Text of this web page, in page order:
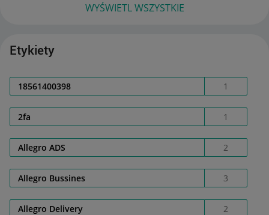
WYŚWIETL WSZYSTKIE
Etykiety
18561400398 1
2fa 1
Allegro ADS 2
Allegro Bussines 3
Allegro Delivery 2